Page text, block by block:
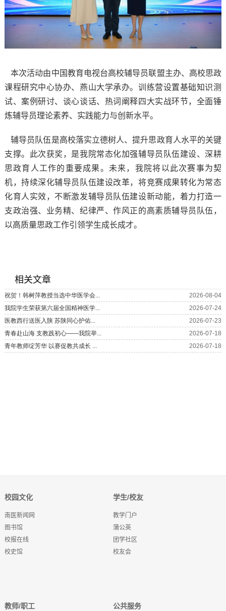
本次活动由中国教育电视台高校辅导员联盟主办、高校思政
课程研究中心协办、燕山大学承办。训练营设置基础知识测
试、案例研讨、谈心谈话、热词阐释四大实战环节，全面锤
炼辅导员理论素养、实践能力与创新水平。
辅导员队伍是高校落实立德树人、提升思政育人水平的关键
支撑。此次获奖，是我院常态化加强辅导员队伍建设、深耕
思政育人工作的重要成果。未来，我院将以此次赛事为契
机，持续深化辅导员队伍建设改革，将竞赛成果转化为常态
化育人实效，不断激发辅导员队伍建设新动能，着力打造一
支政治强、业务精、纪律严、作风正的高素质辅导员队伍，
以高质量思政工作引领学生成长成才。
相关文章
校园文化
南医新闻网
图书馆
校报在线
校史馆
学生/校友
教学门户
蒲公英
团学社区
校友会
教师/职工 公共服务